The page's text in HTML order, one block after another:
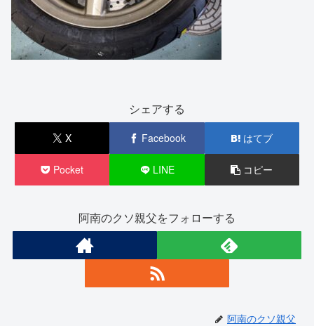
シェアする
X Facebook はてブ
Pocket LINE コピー
阿南のクソ親父をフォローする
阿南のクソ親父